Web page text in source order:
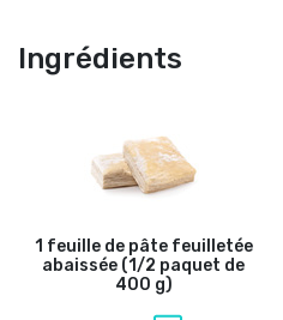
Ingrédients
1 feuille de pâte feuilletée
abaissée (1/2 paquet de
400 g)